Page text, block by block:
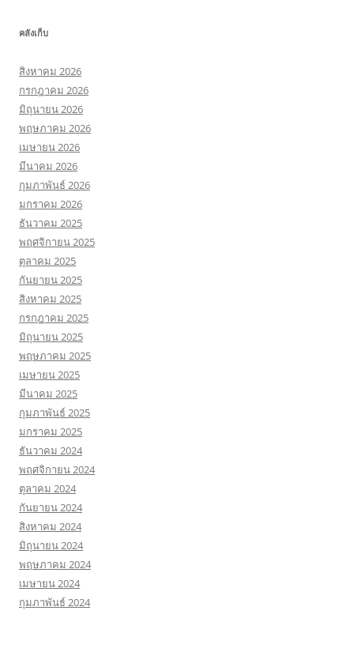
คลังเก็บ
สิงหาคม 2026
กรกฎาคม 2026
มิถุนายน 2026
พฤษภาคม 2026
เมษายน 2026
มีนาคม 2026
กุมภาพันธ์ 2026
มกราคม 2026
ธันวาคม 2025
พฤศจิกายน 2025
ตุลาคม 2025
กันยายน 2025
สิงหาคม 2025
กรกฎาคม 2025
มิถุนายน 2025
พฤษภาคม 2025
เมษายน 2025
มีนาคม 2025
กุมภาพันธ์ 2025
มกราคม 2025
ธันวาคม 2024
พฤศจิกายน 2024
ตุลาคม 2024
กันยายน 2024
สิงหาคม 2024
มิถุนายน 2024
พฤษภาคม 2024
เมษายน 2024
กุมภาพันธ์ 2024